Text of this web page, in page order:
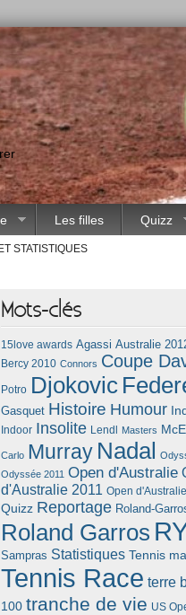
Les filles Quizz
STATISTIQUES
Mots-clés
15love awards Agassi Australie
Bercy 2010 Connors Coupe
Potro Djokovic
Gasquet Histoire Humour
Indoor Insolite Lendl Masters
Carlo Murray Nadal
Odyssée 2011 Open d'Australie
d'Australie 2011 Open
Quizz Reportage Roland-
Roland Garros
Sampras Statistiques Tennis
Tennis Race terre
100 tranche de vie US